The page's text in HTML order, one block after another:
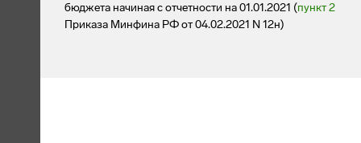
бюджета начиная с отчетности на 01.01.2021 (пункт 2
Приказа Минфина РФ от 04.02.2021 N 12н)